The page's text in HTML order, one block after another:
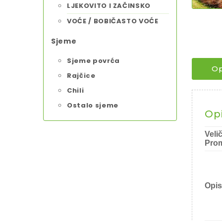
LJEKOVITO I ZAČINSKO
VOĆE / BOBIČASTO VOĆE
Sjeme
Sjeme povrća
Rajčice
Chili
Ostalo sjeme